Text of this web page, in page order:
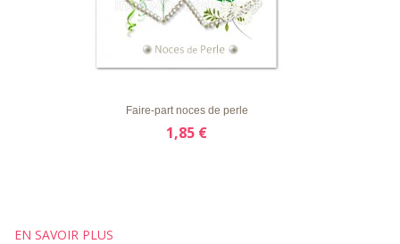
Faire-part noces de perle
1,85 €
EN SAVOIR PLUS